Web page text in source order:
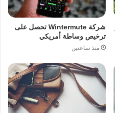
شركة Wintermute تحصل على
ترخيص وساطة أمريكي
منذ ساعتين